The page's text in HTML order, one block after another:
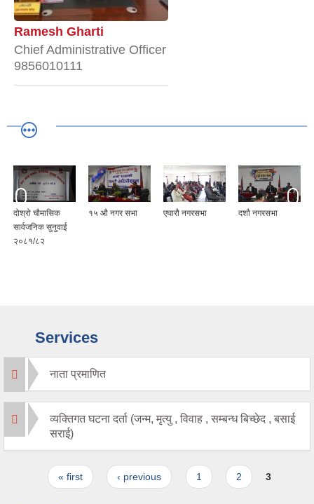
Ramesh Gharti
Chief Administrative Officer
9856010111
१५ औ नगर सभा एघारौ नगरसभा दशौ नगरसभा आठौं नगरसभा
Services
नाता प्रमाणित
व्यक्तिगत घटना दर्ता (जन्म, मृत्यु , विवाह , सम्बन्ध बिच्छेद , बसाई
सराई)
Pages« first ‹ previous 1 2 3